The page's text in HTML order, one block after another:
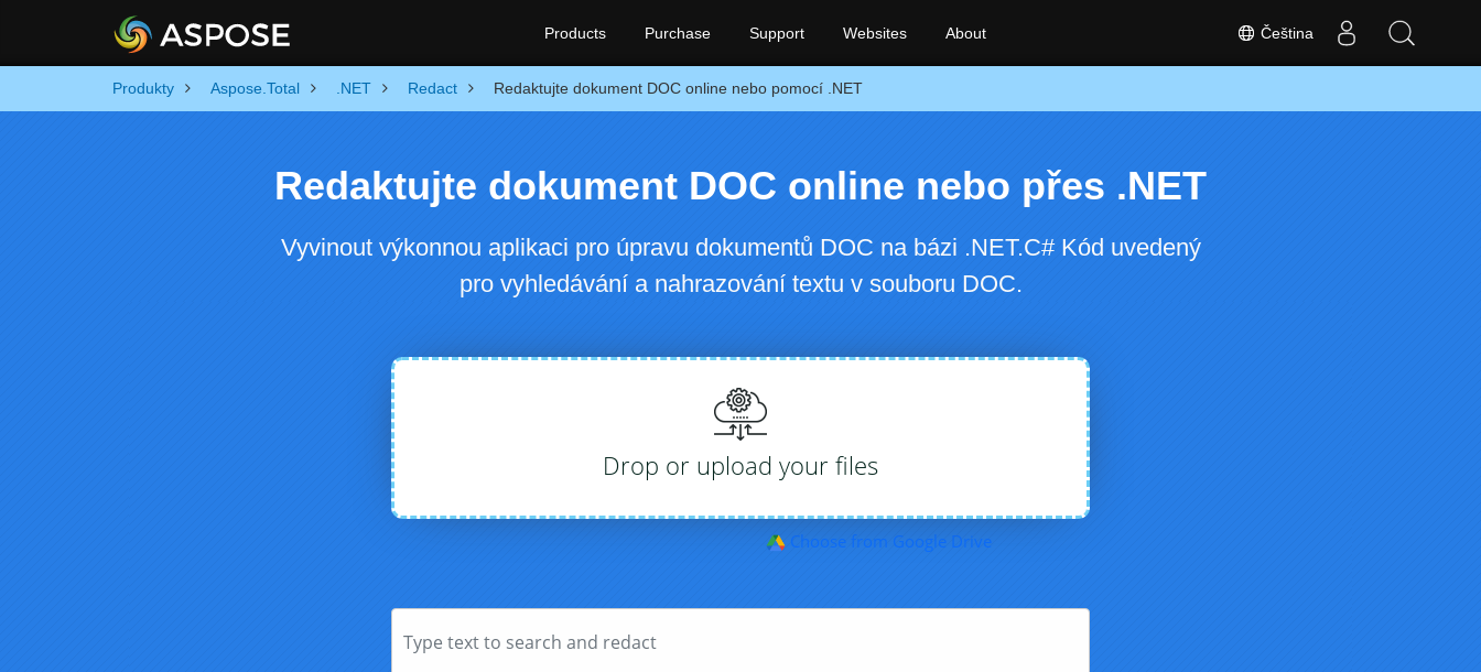
Čeština
Products Purchase Support Websites About
Produkty Aspose.Total .NET Redact Redaktujte dokument DOC online nebo pomocí .NET
Redaktujte dokument DOC online nebo přes .NET
Vyvinout výkonnou aplikaci pro úpravu dokumentů DOC na bázi .NET.C# Kód uvedený
pro vyhledávání a nahrazování textu v souboru DOC.